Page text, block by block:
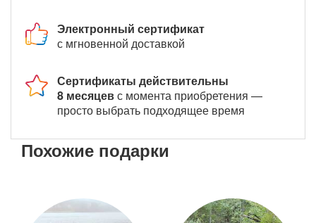
Электронный сертификат
с мгновенной доставкой
Сертификаты действительны
8 месяцевс момента приобретения —
просто выбрать подходящее время
Похожие подарки